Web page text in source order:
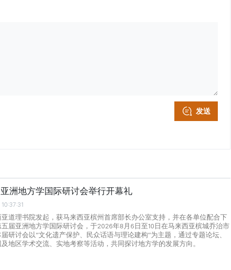
发送
洲地方学国际研讨会举行开幕礼
亚道理书院发起，获马来西亚槟州首席部长办公室支持，并在各单位配合下
届亚洲地方学国际研讨会，于2026年8月6日至10日在马来西亚槟城乔治市
研讨会以“文化遗产保护、民众话语与理论建构”为主题，通过专题论坛、
地区学术交流、实地考察等活动，共同探讨地方学的发展方向。